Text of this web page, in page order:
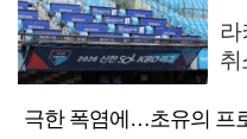
취
극한 폭염에…초유의 프